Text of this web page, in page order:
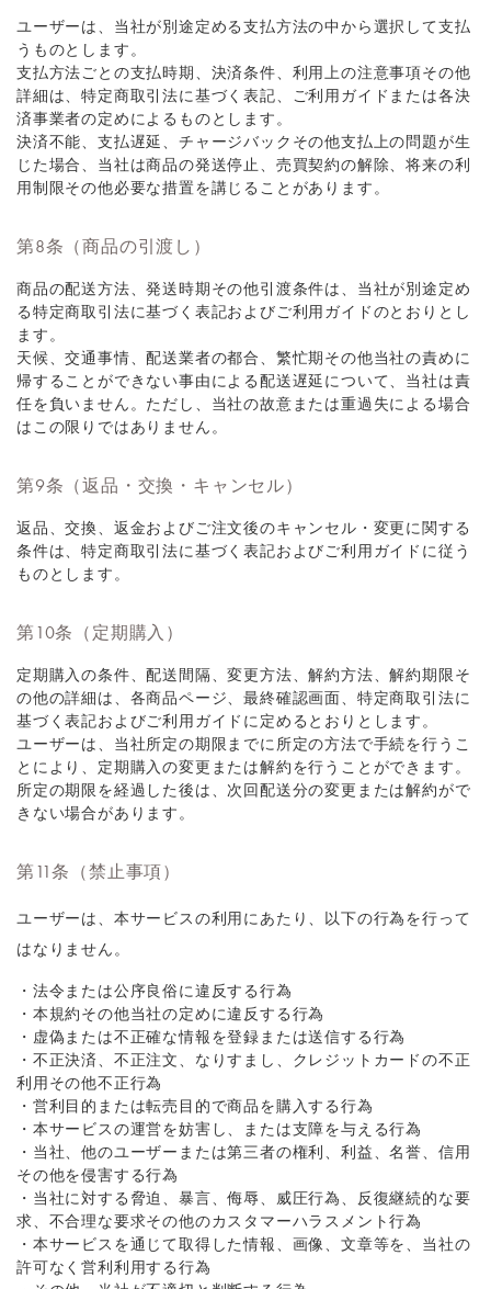
ユーザーは、当社が別途定める支払方法の中から選択して支払
うものとします。
支払方法ごとの支払時期、決済条件、利用上の注意事項その他
詳細は、特定商取引法に基づく表記、ご利用ガイドまたは各決
済事業者の定めによるものとします。
決済不能、支払遅延、チャージバックその他支払上の問題が生
じた場合、当社は商品の発送停止、売買契約の解除、将来の利
用制限その他必要な措置を講じることがあります。
第8条（商品の引渡し）
商品の配送方法、発送時期その他引渡条件は、当社が別途定め
る特定商取引法に基づく表記およびご利用ガイドのとおりとし
ます。
天候、交通事情、配送業者の都合、繁忙期その他当社の責めに
帰することができない事由による配送遅延について、当社は責
任を負いません。ただし、当社の故意または重過失による場合
はこの限りではありません。
第9条（返品・交換・キャンセル）
返品、交換、返金およびご注文後のキャンセル・変更に関する
条件は、特定商取引法に基づく表記およびご利用ガイドに従う
ものとします。
第10条（定期購入）
定期購入の条件、配送間隔、変更方法、解約方法、解約期限そ
の他の詳細は、各商品ページ、最終確認画面、特定商取引法に
基づく表記およびご利用ガイドに定めるとおりとします。
ユーザーは、当社所定の期限までに所定の方法で手続を行うこ
とにより、定期購入の変更または解約を行うことができます。
所定の期限を経過した後は、次回配送分の変更または解約がで
きない場合があります。
第11条（禁止事項）
ユーザーは、本サービスの利用にあたり、以下の行為を行って
はなりません。
・法令または公序良俗に違反する行為
・本規約その他当社の定めに違反する行為
・虚偽または不正確な情報を登録または送信する行為
・不正決済、不正注文、なりすまし、クレジットカードの不正
利用その他不正行為
・営利目的または転売目的で商品を購入する行為
・本サービスの運営を妨害し、または支障を与える行為
・当社、他のユーザーまたは第三者の権利、利益、名誉、信用
その他を侵害する行為
・当社に対する脅迫、暴言、侮辱、威圧行為、反復継続的な要
求、不合理な要求その他のカスタマーハラスメント行為
・本サービスを通じて取得した情報、画像、文章等を、当社の
許可なく営利利用する行為